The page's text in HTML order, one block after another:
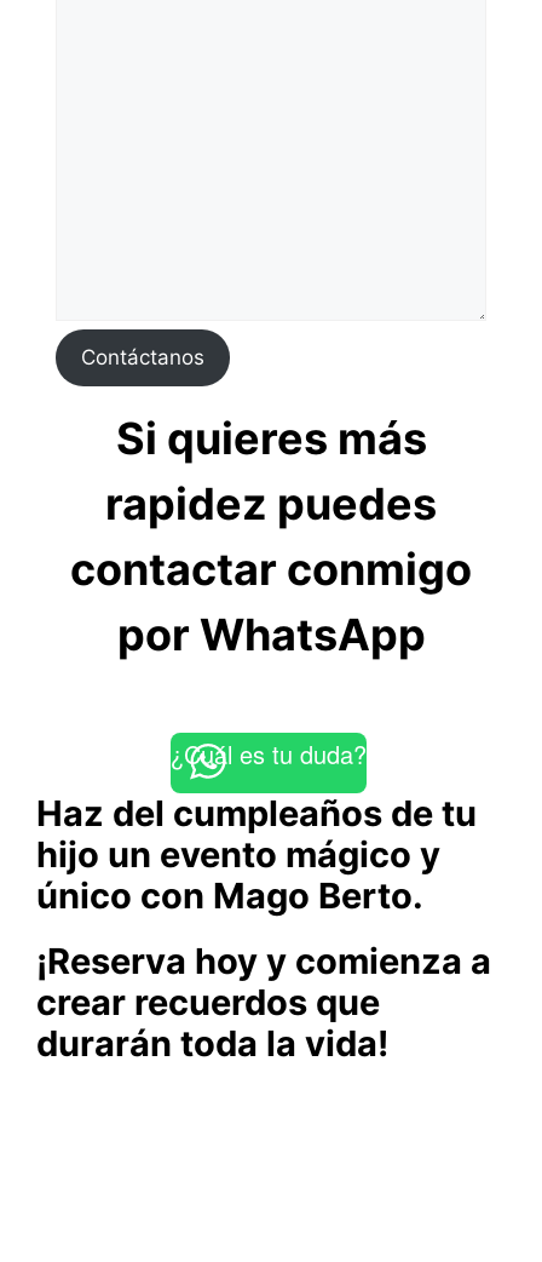
Contáctanos
Si quieres más
rapidez puedes
contactar conmigo
por WhatsApp
¿Cuál es tu duda?
Haz del cumpleaños de tu
hijo un evento mágico y
único con Mago Berto.
¡Reserva hoy y comienza a
crear recuerdos que
durarán toda la vida!